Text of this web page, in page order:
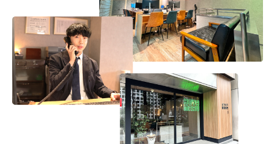
有/20000円
保険名/保険期間
-/2年